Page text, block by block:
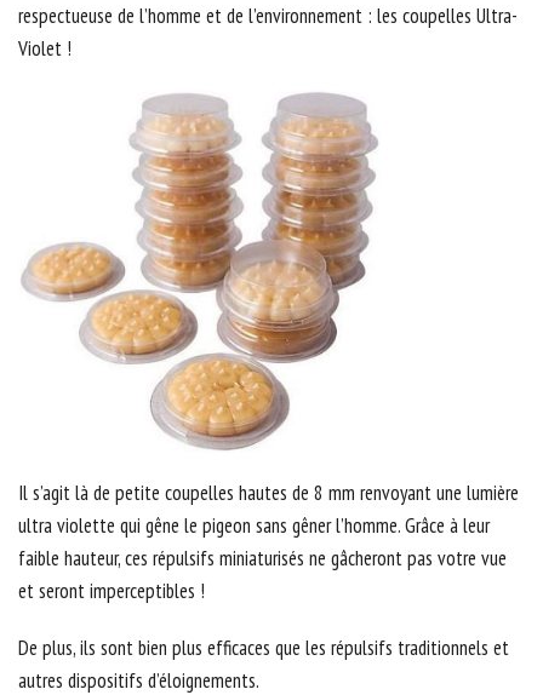
respectueuse de l’homme et de l’environnement : les coupelles Ultra-
Violet !
Il s’agit là de petite coupelles hautes de 8 mm renvoyant une lumière
ultra violette qui gêne le pigeon sans gêner l’homme. Grâce à leur
faible hauteur, ces répulsifs miniaturisés ne gâcheront pas votre vue
et seront imperceptibles !
De plus, ils sont bien plus efficaces que les répulsifs traditionnels et
autres dispositifs d’éloignements.